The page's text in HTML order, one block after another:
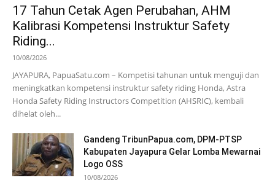
17 Tahun Cetak Agen Perubahan, AHM
Kalibrasi Kompetensi Instruktur Safety
Riding...
10/08/2026
JAYAPURA, PapuaSatu.com – Kompetisi tahunan untuk menguji dan
meningkatkan kompetensi instruktur safety riding Honda, Astra
Honda Safety Riding Instructors Competition (AHSRIC), kembali
dihelat oleh...
Gandeng TribunPapua.com, DPM-PTSP
Kabupaten Jayapura Gelar Lomba Mewarnai
Logo OSS
10/08/2026